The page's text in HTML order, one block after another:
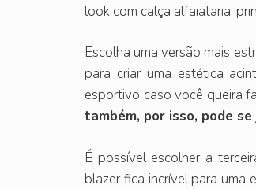
look com calça alfaiataria,
Escolha uma versão mais
para criar uma estética
esportivo caso você queira
também, por isso, pode
É possível escolher a
blazer fica incrível para uma